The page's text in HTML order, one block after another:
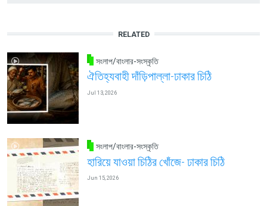
RELATED
সংলাপ/বাংলার-সংস্কৃতি
ঐতিহ্যবাহী দাঁড়িপাল্লা-ঢাকার চিঠি
Jul 13, 2026
সংলাপ/বাংলার-সংস্কৃতি
হারিয়ে যাওয়া চিঠির খোঁজে- ঢাকার চিঠি
Jun 15, 2026